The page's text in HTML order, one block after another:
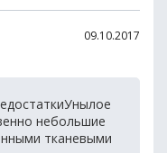
09.10.2017
небольшие
тканевыми